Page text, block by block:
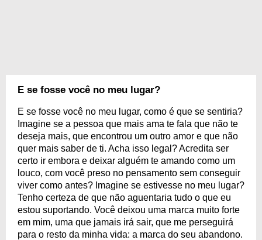
E se fosse você no meu lugar?
E se fosse você no meu lugar, como é que se sentiria?
Imagine se a pessoa que mais ama te fala que não te
deseja mais, que encontrou um outro amor e que não
quer mais saber de ti. Acha isso legal? Acredita ser
certo ir embora e deixar alguém te amando como um
louco, com você preso no pensamento sem conseguir
viver como antes? Imagine se estivesse no meu lugar?
Tenho certeza de que não aguentaria tudo o que eu
estou suportando. Você deixou uma marca muito forte
em mim, uma que jamais irá sair, que me perseguirá
para o resto da minha vida: a marca do seu abandono.